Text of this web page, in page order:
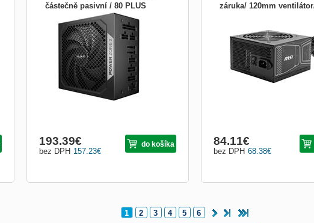
částečně pasivní / 80 PLUS
Platinum BP008EU
Be quiet! POWER ZONE 2 1000 W
Napájecí zdroj o výkonu 1000 W je osazen
140mm ventilátorem. Zdroj splňuje
certifikace 80PLUS Platinum a Cybenetics
Platinum. Kabely jsou plně odpojitelné .
Částečné pasivní „Zero-RPM“ chlazení O
chlazení Power Zone 2 se s...
157.23€
bez DPH
193.39€ do košíka
záruka/ 120mm
68.38€
bez DPH
84.11€
1 2 3 4 5 6